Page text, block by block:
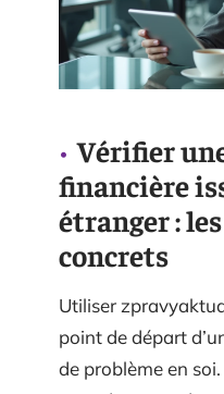
Vérifier
financière
étranger :
concrets
Utiliser
point de départ
de problème en